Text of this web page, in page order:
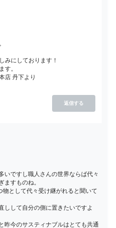
みにしております！
す。
店 丹下より
返信する
いですし職人さんの世界ならば代々
ますものね。
として代々受け継がれると聞いて
しして自分の側に置きたいですよ
昨今のサスティナブルはとても共通